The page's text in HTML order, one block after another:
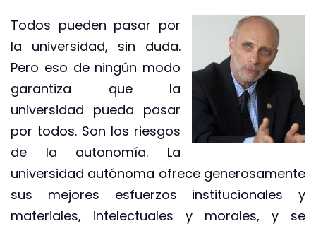
Todos pueden pasar por
la universidad, sin duda.
Pero eso de ningún modo
garantiza que la
universidad pueda pasar
por todos. Son los riesgos
de la autonomía. La
universidad autónoma ofrece generosamente
sus mejores esfuerzos institucionales y
materiales, intelectuales y morales, y se